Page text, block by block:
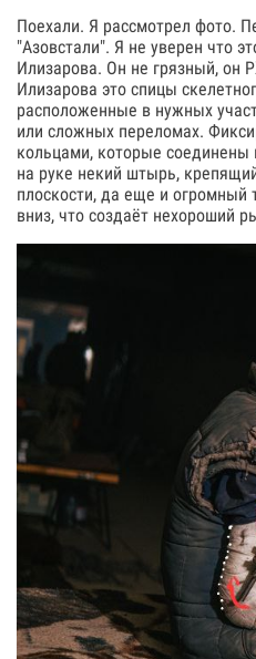
Поехали. Я рассмотрел фото.
"Азовстали". Я не уверен что
Илизарова. Он не грязный,
Илизарова это спицы
расположенные в нужных
или сложных переломах.
кольцами, которые соединены
на руке некий штырь,
плоскости, да еще и огромный
вниз, что создаёт нехороший